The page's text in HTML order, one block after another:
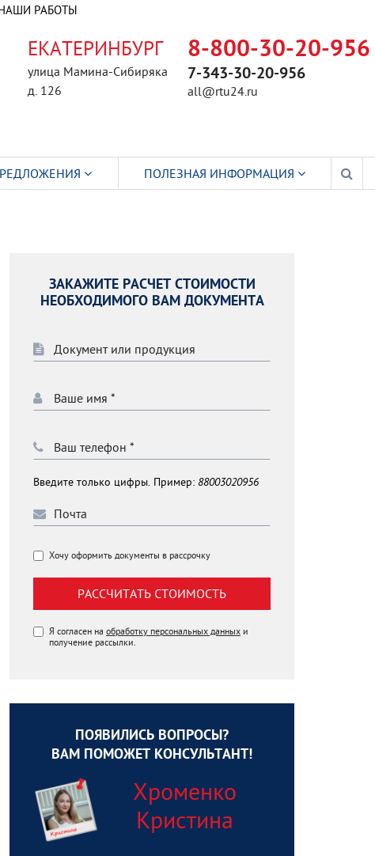
РАБОТЫ
ЕКАТЕРИНБУРГ
улица Мамина-Сибиряка
д. 126
8-800-30-20-956
7-343-30-20-956
all@rtu24.ru
ЗАКАЖИТЕ РАСЧЕТ СТОИМОСТИ
НЕОБХОДИМОГО ВАМ ДОКУМЕНТА
Введите только цифры. Пример: 88003020956
Хочу оформить документы в рассрочку
РАССЧИТАТЬ СТОИМОСТЬ
Я согласен на обработку персональных данных и
получение рассылки.
ПОЯВИЛИСЬ ВОПРОСЫ?
ВАМ ПОМОЖЕТ КОНСУЛЬТАНТ!
Хроменко
Кристина
ПОЛЕЗНАЯ ИНФОРМАЦИЯ